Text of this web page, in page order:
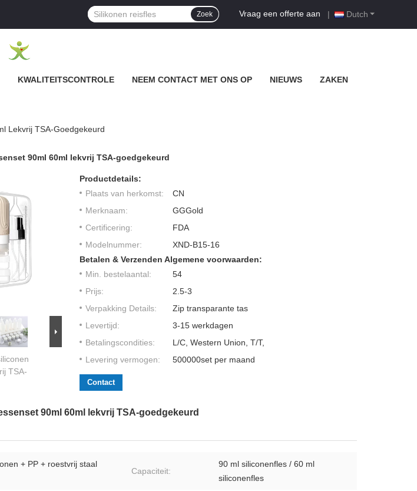
Dutch
Vraag een offerte aan |
Zoek
KWALITEITSCONTROLE NEEM CONTACT MET ONS OP NIEUWS ZAKEN
Lekvrij TSA-Goedgekeurd
90ml 60ml lekvrij TSA-goedgekeurd
TSA-
Productdetails:
Plaats van herkomst:
CN
Merknaam:
GGGold
Certificering:
FDA
Modelnummer:
XND-B15-16
Betalen & Verzenden Algemene voorwaarden:
Min. bestelaantal:
54
Prijs:
2.5-3
Verpakking Details:
Zip transparante tas
Levertijd:
3-15 werkdagen
Betalingscondities:
L/C, Western Union, T/T,
Levering vermogen:
500000set per maand
Contact
90ml 60ml lekvrij TSA-goedgekeurd
+ PP + roestvrij staal
Capaciteit:
90 ml siliconenfles / 60 ml
siliconenfles